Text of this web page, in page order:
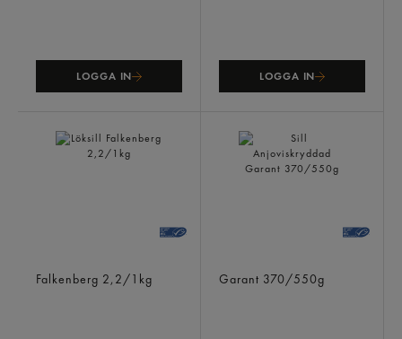
LOGGA IN LOGGA IN
Falkenberg 2,2/1kg Garant 370/550g